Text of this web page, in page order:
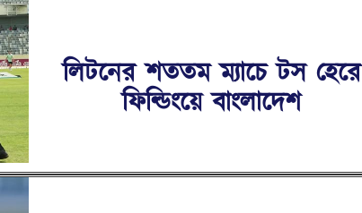
লিটনের শততম ম্যাচে টস হেরে
ফিল্ডিংয়ে বাংলাদেশ